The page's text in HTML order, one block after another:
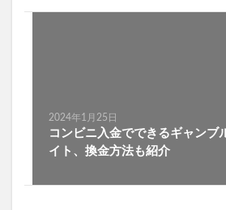
2024年1月25日
コンビニ入金でできるギャンブ
イト、換金方法も紹介